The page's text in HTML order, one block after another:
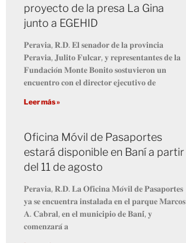
proyecto de la presa La Gina
junto a EGEHID
𝐏𝐞𝐫𝐚𝐯𝐢𝐚, 𝐑.𝐃. 𝐄𝐥 𝐬𝐞𝐧𝐚𝐝𝐨𝐫 𝐝𝐞 𝐥𝐚 𝐩𝐫𝐨𝐯𝐢𝐧𝐜𝐢𝐚
𝐏𝐞𝐫𝐚𝐯𝐢𝐚, 𝐉𝐮𝐥𝐢𝐭𝐨 𝐅𝐮𝐥𝐜𝐚𝐫, 𝐲 𝐫𝐞𝐩𝐫𝐞𝐬𝐞𝐧𝐭𝐚𝐧𝐭𝐞𝐬 𝐝𝐞 𝐥𝐚
𝐅𝐮𝐧𝐝𝐚𝐜𝐢𝐨́𝐧 𝐌𝐨𝐧𝐭𝐞 𝐁𝐨𝐧𝐢𝐭𝐨 𝐬𝐨𝐬𝐭𝐮𝐯𝐢𝐞𝐫𝐨𝐧 𝐮𝐧
𝐞𝐧𝐜𝐮𝐞𝐧𝐭𝐫𝐨 𝐜𝐨𝐧 𝐞𝐥 𝐝𝐢𝐫𝐞𝐜𝐭𝐨𝐫 𝐞𝐣𝐞𝐜𝐮𝐭𝐢𝐯𝐨 𝐝𝐞
Leer más »
Oficina Móvil de Pasaportes
estará disponible en Baní a partir
del 11 de agosto
𝐏𝐞𝐫𝐚𝐯𝐢𝐚, 𝐑.𝐃. 𝐋𝐚 𝐎𝐟𝐢𝐜𝐢𝐧𝐚 𝐌𝐨́𝐯𝐢𝐥 𝐝𝐞 𝐏𝐚𝐬𝐚𝐩𝐨𝐫𝐭𝐞𝐬
𝐲𝐚 𝐬𝐞 𝐞𝐧𝐜𝐮𝐞𝐧𝐭𝐫𝐚 𝐢𝐧𝐬𝐭𝐚𝐥𝐚𝐝𝐚 𝐞𝐧 𝐞𝐥 𝐩𝐚𝐫𝐪𝐮𝐞 𝐌𝐚𝐫𝐜𝐨𝐬
𝐀. 𝐂𝐚𝐛𝐫𝐚𝐥, 𝐞𝐧 𝐞𝐥 𝐦𝐮𝐧𝐢𝐜𝐢𝐩𝐢𝐨 𝐝𝐞 𝐁𝐚𝐧𝐢́, 𝐲
𝐜𝐨𝐦𝐞𝐧𝐳𝐚𝐫𝐚́ 𝐚